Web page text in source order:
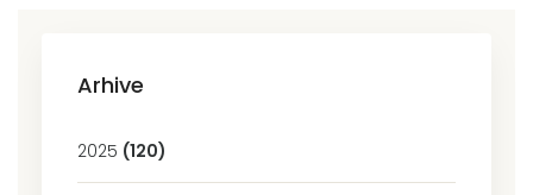
Arhive
2025 (120)